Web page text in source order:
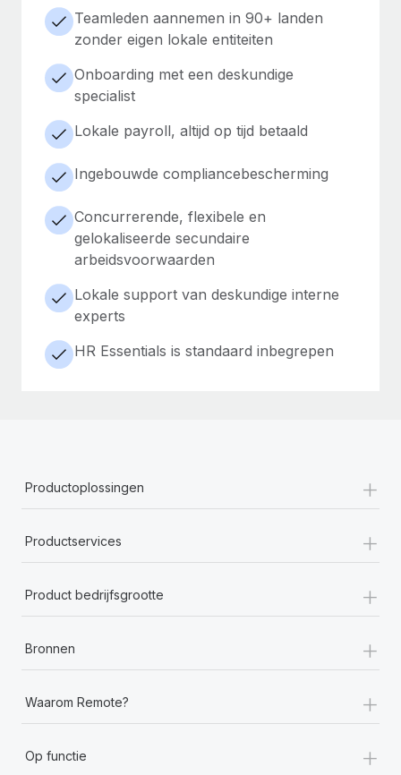
Teamleden aannemen in 90+ landen
zonder eigen lokale entiteiten
Onboarding met een deskundige
specialist
Lokale payroll, altijd op tijd betaald
Ingebouwde compliancebescherming
Concurrerende, flexibele en
gelokaliseerde secundaire
arbeidsvoorwaarden
Lokale support van deskundige interne
experts
HR Essentials is standaard inbegrepen
Productoplossingen +
Productservices +
Product bedrijfsgrootte +
Bronnen +
Waarom Remote? +
Op functie +